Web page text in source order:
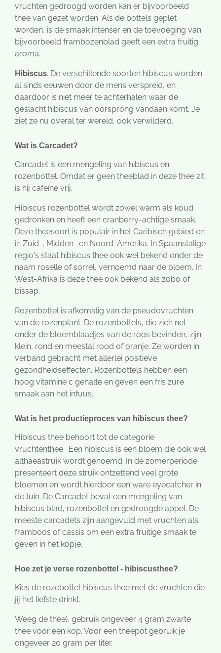
vruchten gedroogd worden kan er bijvoorbeeld
thee van gezet worden. Als de bottels geplet
worden, is de smaak intenser en de toevoeging van
bijvoorbeeld frambozenblad geeft een extra fruitig
aroma.
Hibiscus. De verschillende soorten hibiscus worden
al sinds eeuwen door de mens verspreid, en
daardoor is niet meer te achterhalen waar de
geslacht hibiscus van oorsprong vandaan komt. Je
ziet ze nu overal ter wereld, ook verwilderd.
Wat is Carcadet?
Carcadet is een mengeling van hibiscus en
rozenbottel. Omdat er geen theeblad in deze thee zit
is hij cafeïne vrij.
Hibiscus rozenbottel wordt zowel warm als koud
gedronken en heeft een cranberry-achtige smaak.
Deze theesoort is populair in het Caribisch gebied en
in Zuid-, Midden- en Noord-Amerika. In Spaanstalige
regio's staat hibiscus thee ook wel bekend onder de
naam roselle of sorrel, vernoemd naar de bloem. In
West-Afrika is deze thee ook bekend als zobo of
bissap.
Rozenbottel is afkomstig van de pseudovruchten
van de rozenplant. De rozenbottels, die zich net
onder de bloemblaadjes van de roos bevinden, zijn
klein, rond en meestal rood of oranje. Ze worden in
verband gebracht met allerlei positieve
gezondheidseffecten. Rozenbottels hebben een
hoog vitamine c gehalte en geven een fris zure
smaak aan het infuus.
Wat is het productieproces van hibiscus thee?
Hibiscus thee behoort tot de categorie
vruchtenthee. Een hibiscus is een bloem die ook wel
althaeastruik wordt genoemd. In de zomerperiode
presenteert deze struik ontzettend veel grote
bloemen en wordt hierdoor een ware eyecatcher in
de tuin. De Carcadet bevat een mengeling van
hibiscus blad, rozenbottel en gedroogde appel. De
meeste carcadets zijn aangevuld met vruchten als
framboos of cassis om een extra fruitige smaak te
geven in het kopje.
Hoe zet je verse rozenbottel - hibiscusthee?
Kies de rozebottel hibiscus thee met de vruchten die
jij het liefste drinkt.
Weeg de thee), gebruik ongeveer 4 gram zwarte
thee voor een kop. Voor een theepot gebruik je
ongeveer 20 gram per liter.